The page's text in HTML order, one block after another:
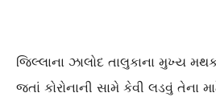
જિલ્લાના ઝાલોદ તાલુકાના મુખ્ય
જતાં કોરોનાની સામે કેવી લડવું તેના